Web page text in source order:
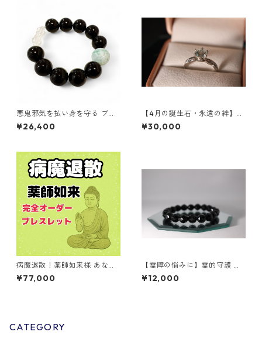
悪鬼邪気を払い身を守る ブレ
スレット 16ミリ玉
¥26,400
【4月の誕生石・永遠の絆】モ
ザンビークダイアモンド 1ct
リング 1
¥30,000
病魔退散！薬師如来様 あなた
だけの完全オーダーブレスレ
ット
¥77,000
【霊障の悩みに】霊的守護 モ
リオン カット ブレスレット 絵
梨子オリジナル1
¥12,000
CATEGORY